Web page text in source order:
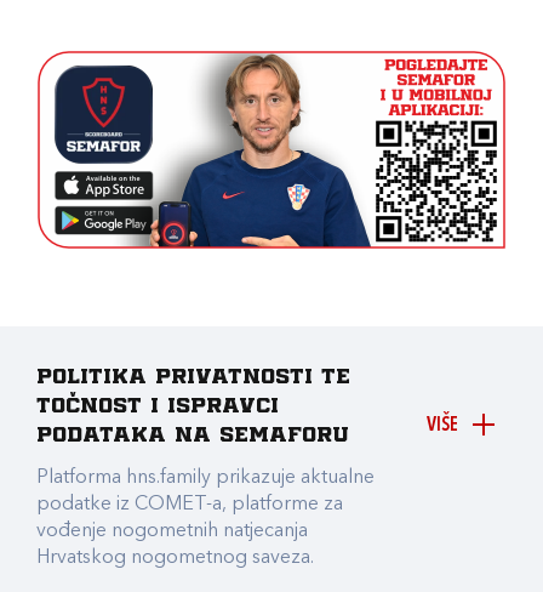
VIŠE
Politika privatnosti te
točnost i ispravci
podataka na Semaforu
Platforma hns.family prikazuje aktualne
podatke iz COMET-a, platforme za
vođenje nogometnih natjecanja
Hrvatskog nogometnog saveza.